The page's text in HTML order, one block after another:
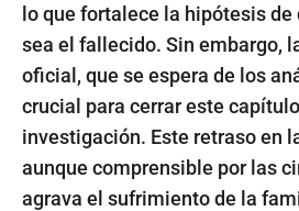
lo que fortalece la hipótesis
sea el fallecido. Sin embargo,
oficial, que se espera de los
crucial para cerrar este
investigación. Este retraso en
aunque comprensible por las
agrava el sufrimiento de la